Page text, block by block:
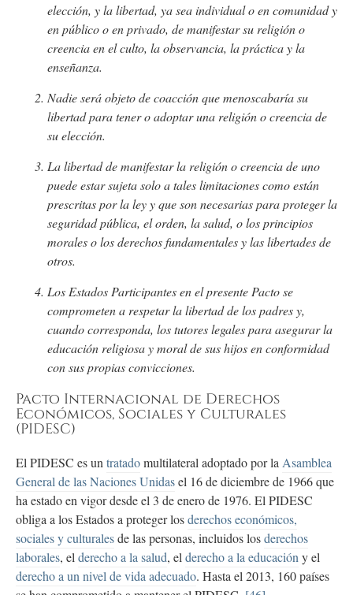
elección, y la libertad, ya sea individual o en comunidad y
en público o en privado, de manifestar su religión o
creencia en el culto, la observancia, la práctica y la
enseñanza.
Nadie será objeto de coacción que menoscabaría su
libertad para tener o adoptar una religión o creencia de
su elección.
La libertad de manifestar la religión o creencia de uno
puede estar sujeta solo a tales limitaciones como están
prescritas por la ley y que son necesarias para proteger la
seguridad pública, el orden, la salud, o los principios
morales o los derechos fundamentales y las libertades de
otros.
Los Estados Participantes en el presente Pacto se
comprometen a respetar la libertad de los padres y,
cuando corresponda, los tutores legales para asegurar la
educación religiosa y moral de sus hijos en conformidad
con sus propias convicciones.
Pacto Internacional de Derechos
Económicos, Sociales y Culturales
(PIDESC)
El PIDESC es un tratadomultilateral adoptado por la Asamblea
General de las Naciones Unidasel 16 de diciembre de 1966 que
ha estado en vigor desde el 3 de enero de 1976. El PIDESC
obliga a los Estados a proteger losderechos económicos,
sociales y culturalesde las personas, incluidos losderechos
laborales, el derecho a la salud, el derecho a la educación y el
derecho a un nivel de vida adecuado. Hasta el 2013, 160 países